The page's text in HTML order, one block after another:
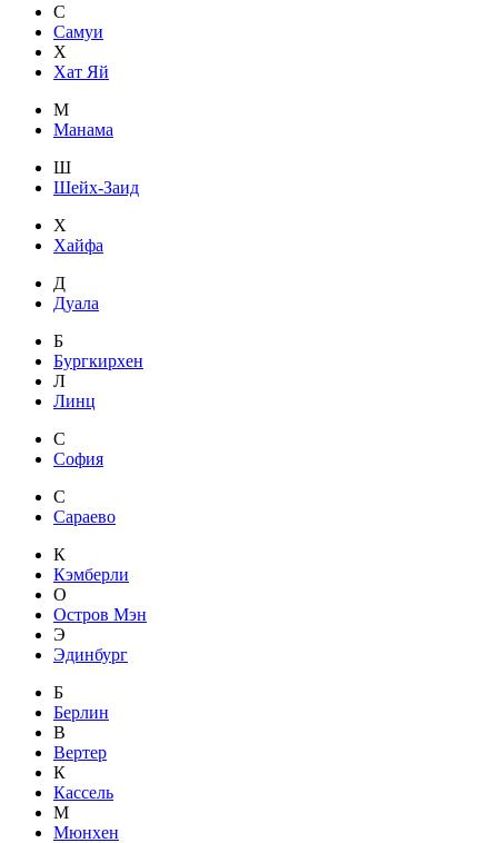
С
Самуи
Х
Хат Яй
М
Манама
Ш
Шейх-Заид
Х
Хайфа
Д
Дуала
Б
Бургкирхен
Л
Линц
С
София
С
Сараево
К
Кэмберли
О
Остров Мэн
Э
Эдинбург
Б
Берлин
В
Вертер
К
Кассель
М
Мюнхен